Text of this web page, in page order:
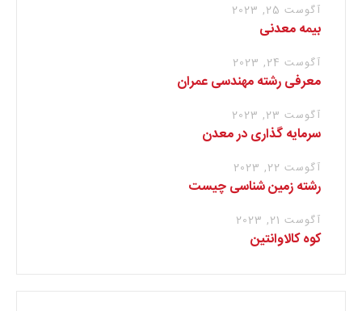
آگوست 25, 2023
بیمه معدنی
آگوست 24, 2023
معرفی رشته مهندسی عمران
آگوست 23, 2023
سرمایه گذاری در معدن
آگوست 22, 2023
رشته زمین شناسی چیست
آگوست 21, 2023
کوه کالاوانتین